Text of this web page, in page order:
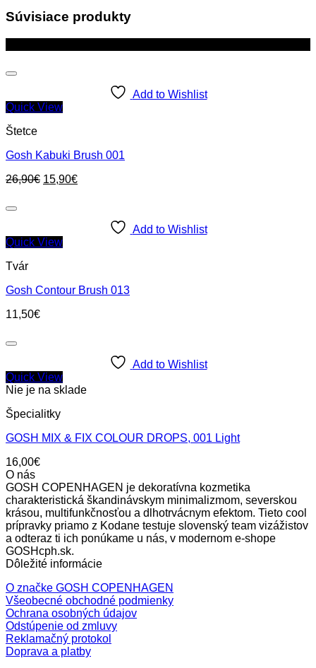
Súvisiace produkty
Add to Wishlist
Quick View
Štetce
Gosh Kabuki Brush 001
26,90€ Original
15,90€Current
Add to Wishlist
Quick View
Tvár
Gosh Contour Brush 013
11,50€
Add to Wishlist
Quick View
Nie je na sklade
Špecialitky
GOSH MIX & FIX COLOUR DROPS, 001 Light
16,00€
O nás
GOSH COPENHAGEN je dekoratívna kozmetika
charakteristická škandinávskym minimalizmom, severskou
krásou, multifunkčnosťou a dlhotrvácnym efektom. Tieto cool
prípravky priamo z Kodane testuje slovenský team vizážistov
a odteraz ti ich ponúkame u nás, v modernom e-shope
GOSHcph.sk.
Dôležité informácie
O značke GOSH COPENHAGEN
Všeobecné obchodné podmienky
Ochrana osobných údajov
Odstúpenie od zmluvy
Reklamačný protokol
Doprava a platby